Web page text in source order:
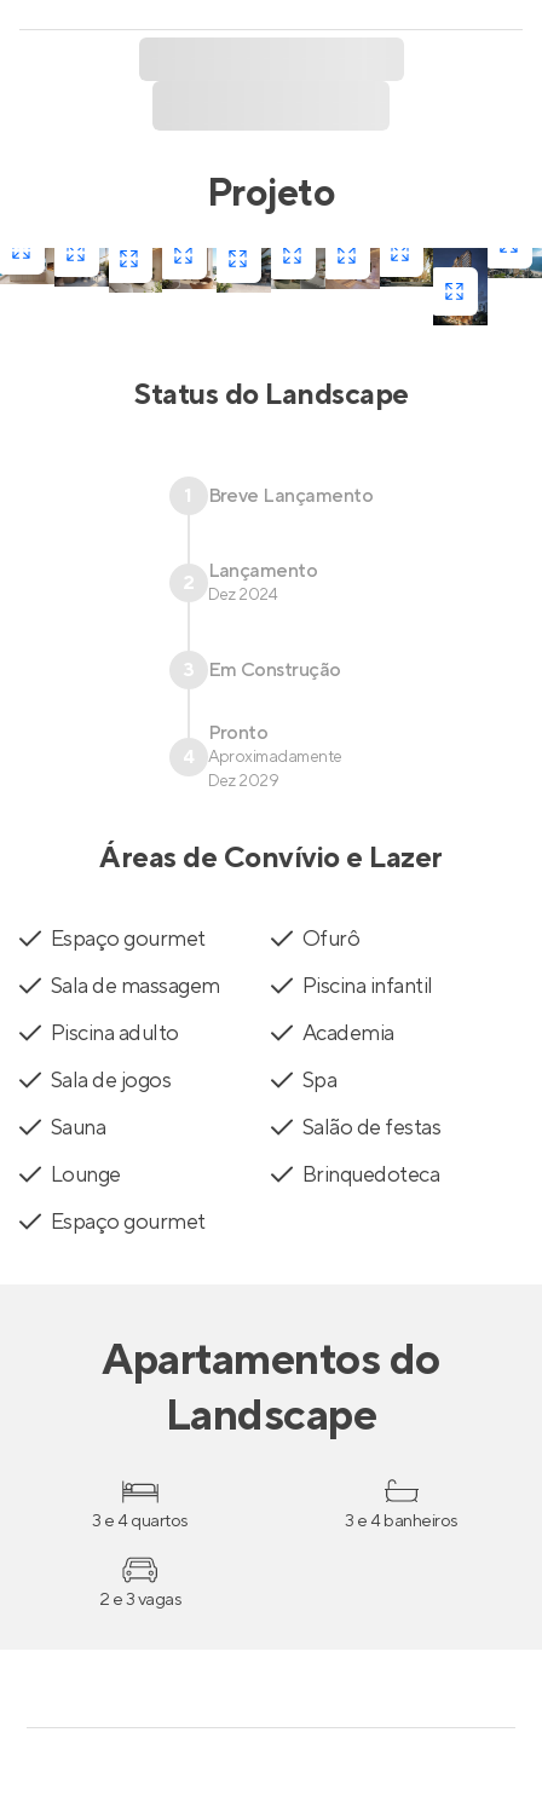
Projeto
Status do Landscape
1 Breve Lançamento
2 Lançamento
Dez 2024
3 Em Construção
4
Pronto
Aproximadamente
Dez 2029
Áreas de Convívio e Lazer
Espaço gourmet
Ofurô
Sala de massagem
Piscina infantil
Piscina adulto
Academia
Sala de jogos
Spa
Sauna
Salão de festas
Lounge
Brinquedoteca
Espaço gourmet
Apartamentosdo
Landscape
3 e 4 quartos 3 e 4 banheiros
2 e 3 vagas